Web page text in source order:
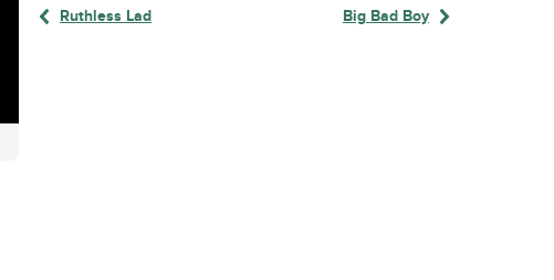
Ruthless Lad Big Bad Boy